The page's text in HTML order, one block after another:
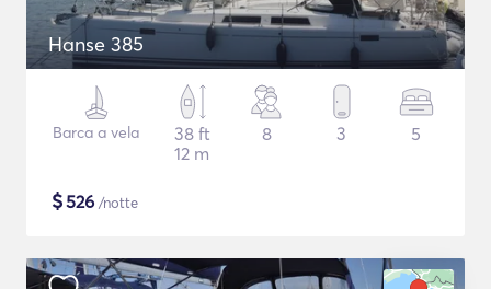
Hanse 385
Barca a vela
38 ft
12 m
8 3 5
$526 /notte